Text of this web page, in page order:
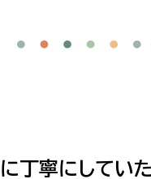
丁寧にしていた